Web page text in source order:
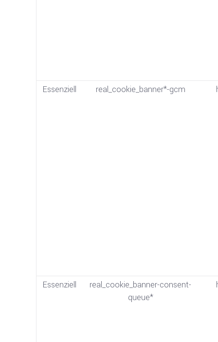
Essenziell real_cookie_banner*-gcm
Essenziell
real_cookie_banner-consent-
queue*